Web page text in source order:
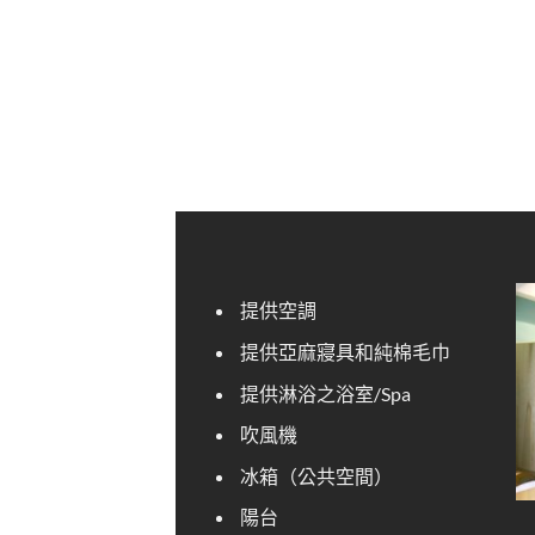
提供空調
提供亞麻寢具和純棉毛巾
提供淋浴之浴室/Spa
吹風機
冰箱（公共空間）
陽台